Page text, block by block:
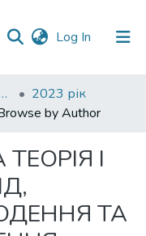
Log In (current)
заходів
2023 рік
by Author
І
ТА